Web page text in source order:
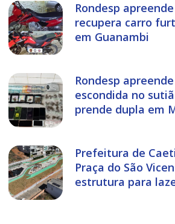
Rondesp
recupera carro
em Guanambi
Rondesp
escondida no
prende dupla em
Prefeitura de
Praça do São
estrutura para